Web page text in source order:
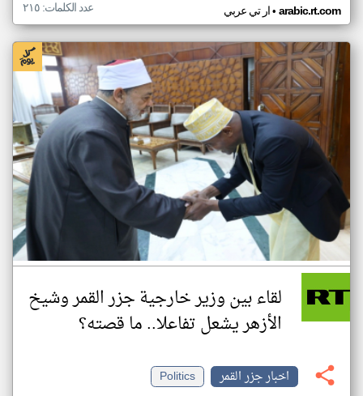
ار تي عربي• arabic.rt.com عدد الكلمات: ٢١٥
لقاء بين وزير خارجية جزر القمر وشيخ
الأزهر يشعل تفاعلا.. ما قصته؟
اخبار جزر القمر
Politics